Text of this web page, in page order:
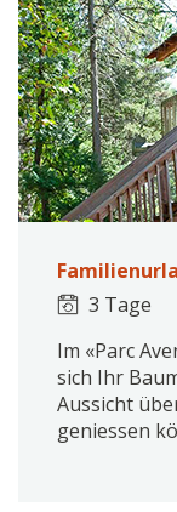
3 Tage
Im «Parc
sich Ihr
Aussicht
geniessen